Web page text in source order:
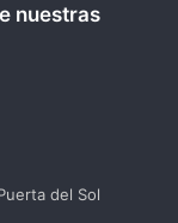
nuestras
del Sol